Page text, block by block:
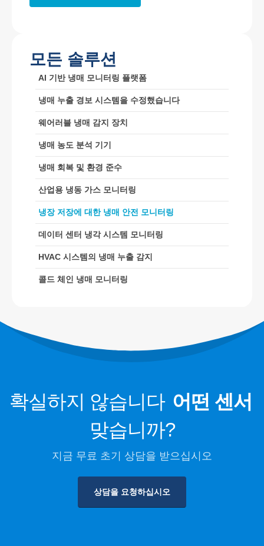
모든 솔루션
AI 기반 냉매 모니터링 플랫폼
냉매 누출 경보 시스템을 수정했습니다
웨어러블 냉매 감지 장치
냉매 농도 분석 기기
냉매 회복 및 환경 준수
산업용 냉동 가스 모니터링
냉장 저장에 대한 냉매 안전 모니터링
데이터 센터 냉각 시스템 모니터링
HVAC 시스템의 냉매 누출 감지
콜드 체인 냉매 모니터링
확실하지 않습니다 어떤 센서
맞습니까?
지금 무료 초기 상담을 받으십시오
상담을 요청하십시오
Wechat
Wechat whatsapp
뜨거운 제품
R454B 센서
R32 센서
R454B 센서
우리의 해결책
HVAC 시스템의 냉매 누출 감지
산업용 냉동 가스 모니터링
윈센. © 2026. 판권 소유